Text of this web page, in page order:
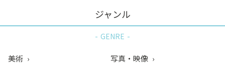
ジャンル
GENRE
美術
写真・映像